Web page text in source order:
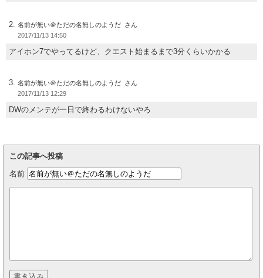
名前が無い＠ただの名無しのようだ
2017/11/13 14:50
アイホン7でやってるけど、クエスト始まるまで3分くらいかかる
名前が無い＠ただの名無しのようだ
2017/11/13 12:29
DWのメンテが一日で終わるわけないやろ
この記事へ投稿
名前